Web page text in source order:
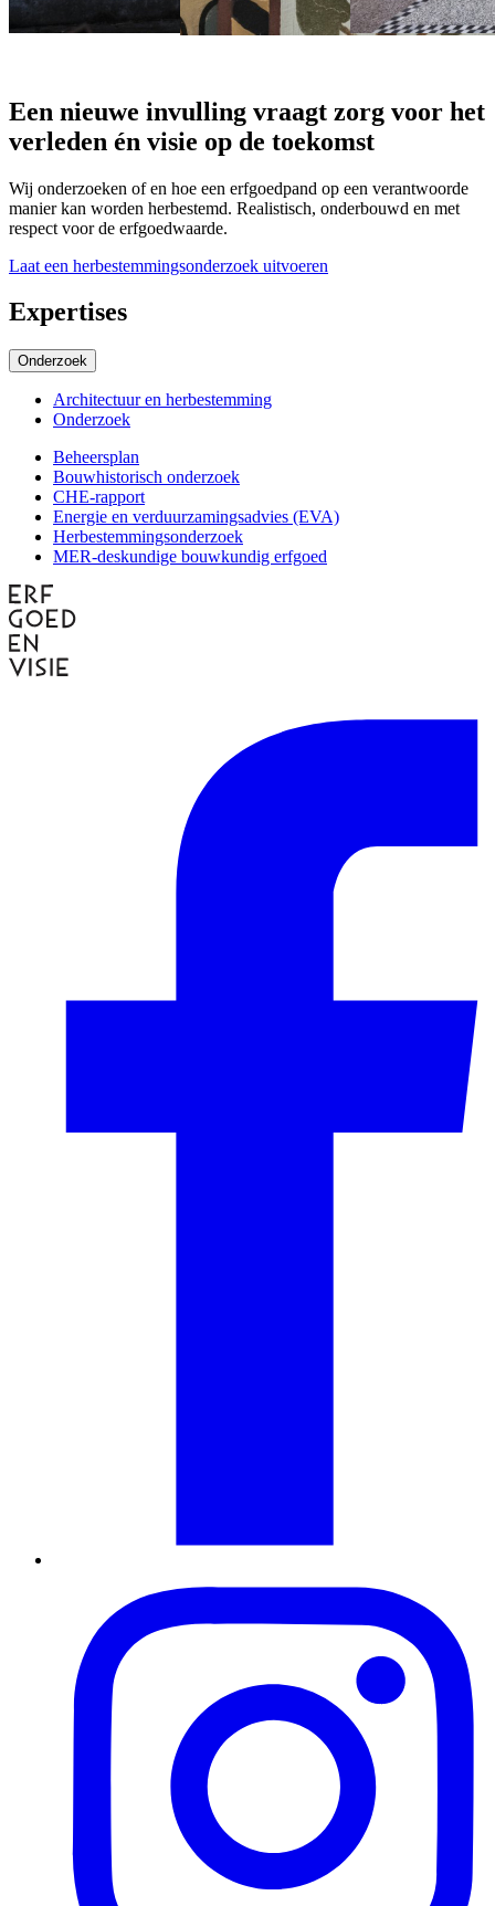
Een nieuwe invulling vraagt zorg voor het
verleden én visie op de toekomst
Wij onderzoeken of en hoe een erfgoedpand op een verantwoorde
manier kan worden herbestemd. Realistisch, onderbouwd en met
respect voor de erfgoedwaarde.
Laat een herbestemmingsonderzoek uitvoeren
Expertises
Onderzoek
Architectuur en herbestemming
Onderzoek
Subexpertises
Beheersplan
Bouwhistorisch onderzoek
CHE-rapport
Energie en verduurzamingsadvies (EVA)
Herbestemmingsonderzoek
MER-deskundige bouwkundig erfgoed